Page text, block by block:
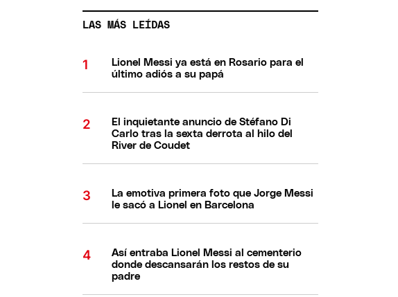
LAS MÁS LEÍDAS
Lionel Messi ya está en Rosario para el
último adiós a su papá
El inquietante anuncio de Stéfano Di
Carlo tras la sexta derrota al hilo del
River de Coudet
La emotiva primera foto que Jorge Messi
le sacó a Lionel en Barcelona
Así entraba Lionel Messi al cementerio
donde descansarán los restos de su
padre